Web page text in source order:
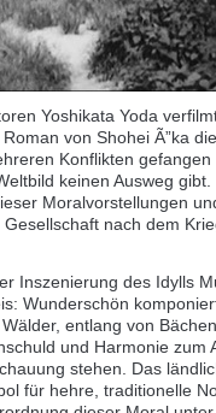
Yoshikata Yoda
von Shohei Ã”ka
Konflikten gefangen
keinen Ausweg gibt.
Moralvorstellungen
nach dem
Inszenierung des Idylls
Wunderschön
entlang von
und Harmonie zum
stehen. Das
für hehre, traditionelle